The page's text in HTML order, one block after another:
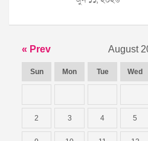
« Prev August
Sun Mon Tue Wed
2 3 4 5